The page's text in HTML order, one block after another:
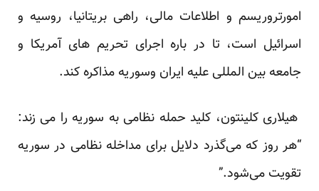
امورتروریسم و اطلاعات مالی، راهی بریتانیا، روسیه و
اسرائیل است، تا در باره اجرای تحریم های آمریکا و
جامعه بین المللی علیه ایران وسوریه مذاکره کند.
هیلاری کلینتون، کلید حمله نظامی به سوریه را می زند:
“هر روز که می‌گذرد دلایل برای مداخله نظامی در سوریه
تقویت می‌شود.”